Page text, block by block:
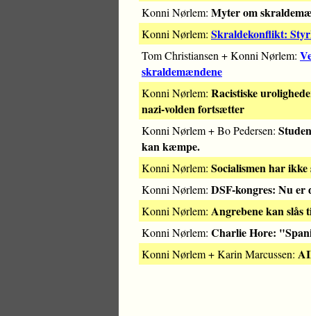
Konni Nørlem: Myter om
Konni Nørlem: Skraldekonflikt:
Tom Christiansen + Konni Nørlem:
skraldemændene
Konni Nørlem: Racistiske
nazi-volden fortsætter
Konni Nørlem + Bo Pedersen:
kan kæmpe.
Konni Nørlem: Socialismen har
Konni Nørlem: DSF-kongres: Nu er
Konni Nørlem: Angrebene kan slås
Konni Nørlem: Charlie Hore:
Konni Nørlem + Karin Marcussen: